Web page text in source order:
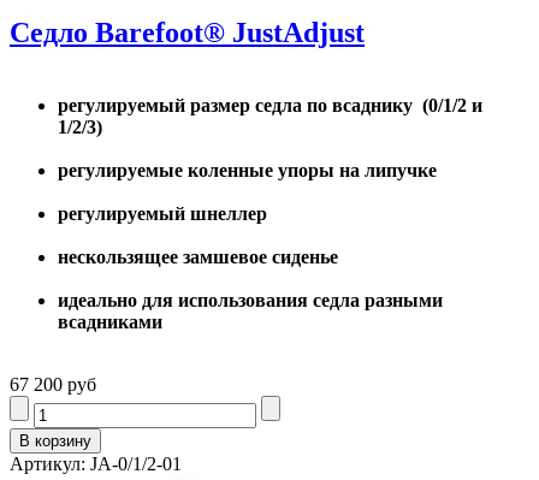
Седло Barefoot® JustAdjust
регулируемый размер седла по всаднику (0/1/2 и
1/2/3)
регулируемые коленные упоры на липучке
регулируемый шнеллер
нескользящее замшевое сиденье
идеально для использования седла разными
всадниками
67 200 руб
Артикул: JA-0/1/2-01